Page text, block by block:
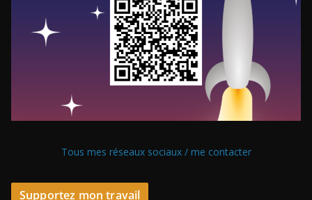
Tous mes réseaux sociaux / me contacter
Supportez mon travail